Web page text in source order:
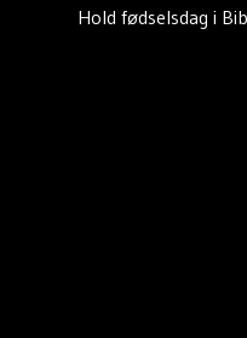
Hold fødselsdag i